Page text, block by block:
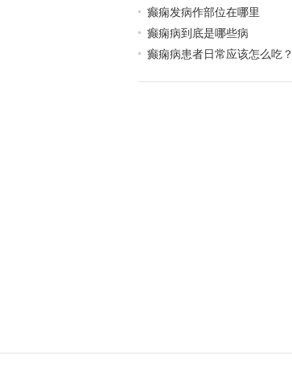
癫痫发病作部位在哪里
癫痫病到底是哪些病
癫痫病患者日常应该怎么吃？